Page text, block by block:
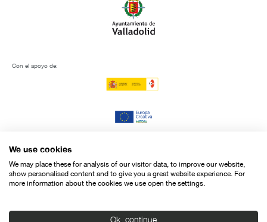
Con el apoyo de:
We use cookies
We may place these for analysis of our visitor data, to improve our website,
show personalised content and to give you a great website experience. For
more information about the cookies we use open the settings.
Ok, continue